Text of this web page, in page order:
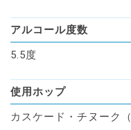
アルコール度数
5.5度
使用ホップ
カスケード・チヌーク